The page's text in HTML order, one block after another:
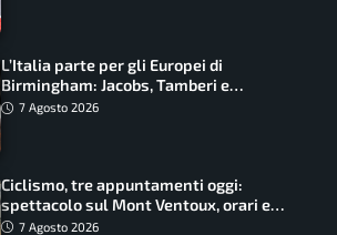
L’Italia parte per gli Europei di
Birmingham: Jacobs, Tamberi e
Battocletti guidano una spedizione
7 Agosto 2026
Ciclismo, tre appuntamenti oggi:
spettacolo sul Mont Ventoux, orari e
come vederli
7 Agosto 2026